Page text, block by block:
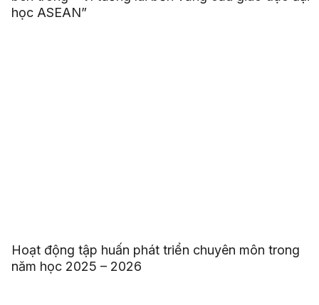
học ASEAN”
Hoạt động tập huấn phát triển chuyên môn trong
năm học 2025 – 2026